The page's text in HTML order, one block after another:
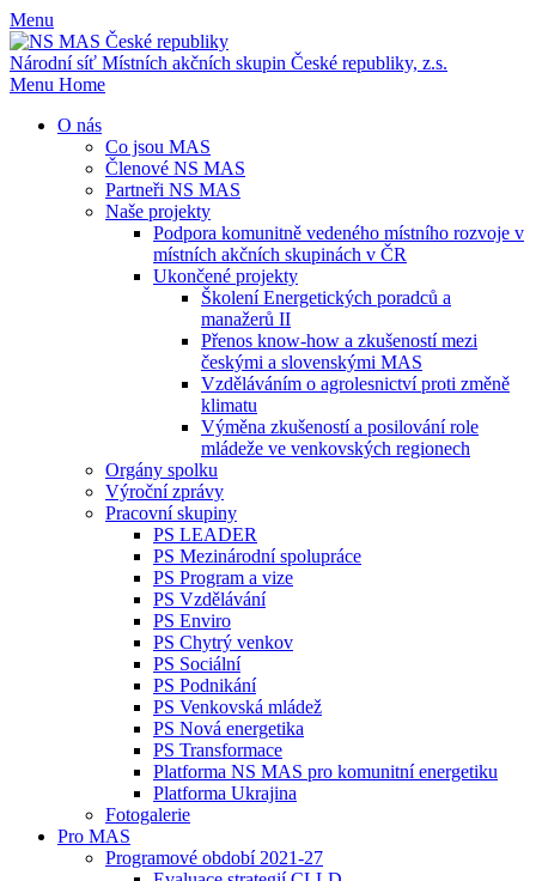
Menu
Národní síť Místních akčních skupin České republiky, z.s.
Menu Home
O nás
Co jsou MAS
Členové NS MAS
Partneři NS MAS
Naše projekty
Podpora komunitně vedeného místního rozvoje v
místních akčních skupinách v ČR
Ukončené projekty
Školení Energetických poradců a
manažerů II
Přenos know-how a zkušeností mezi
českými a slovenskými MAS
Vzděláváním o agrolesnictví proti změně
klimatu
Výměna zkušeností a posilování role
mládeže ve venkovských regionech
Orgány spolku
Výroční zprávy
Pracovní skupiny
PS LEADER
PS Mezinárodní spolupráce
PS Program a vize
PS Vzdělávání
PS Enviro
PS Chytrý venkov
PS Sociální
PS Podnikání
PS Venkovská mládež
PS Nová energetika
PS Transformace
Platforma NS MAS pro komunitní energetiku
Platforma Ukrajina
Fotogalerie
Pro MAS
Programové období 2021-27